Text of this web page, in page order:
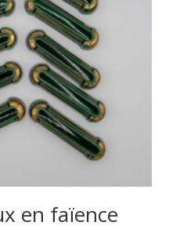
en faïence